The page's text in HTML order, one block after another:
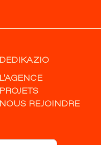
DEDIKAZIO
L'AGENCE
PROJETS
NOUS REJOINDRE